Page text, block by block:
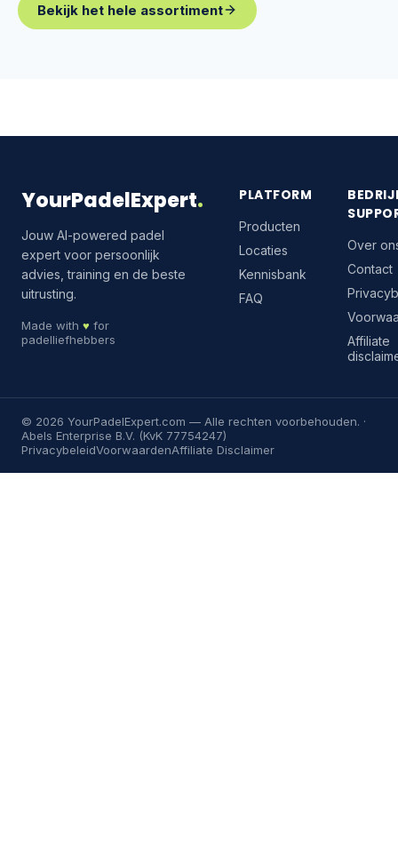
Bekijk het hele assortiment
YourPadelExpert.
Jouw AI-powered padel
expert voor persoonlijk
advies, training en de beste
uitrusting.
Made with ♥ for
padelliefhebbers
PLATFORM
Producten
Locaties
Kennisbank
FAQ
Over
Contact
Affiliate
© 2026 YourPadelExpert.com — Alle rechten voorbehouden. ·
Abels Enterprise B.V. (KvK 77754247)
PrivacybeleidVoorwaardenAffiliate Disclaimer